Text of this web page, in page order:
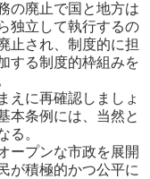
の廃止で国と地方は
独立して執行するの
止され、制度的に担
する制度的枠組みを
えに再確認しましょ
本条例には、当然と
る。
ープンな市政を展開
が積極的かつ公平に